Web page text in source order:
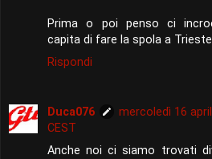
Prima o poi penso ci
capita di fare la spola a Trieste
Rispondi
Duca076
mercoledì 16
CEST
Anche noi ci siamo trovati